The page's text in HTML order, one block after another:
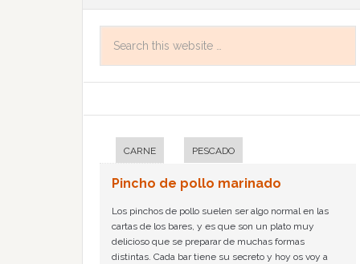
CARNE PESCADO
Pincho de pollo marinado
Los pinchos de pollo suelen ser algo normal en las
cartas de los bares, y es que son un plato muy
delicioso que se preparar de muchas formas
distintas. Cada bar tiene su secreto y hoy os voy a